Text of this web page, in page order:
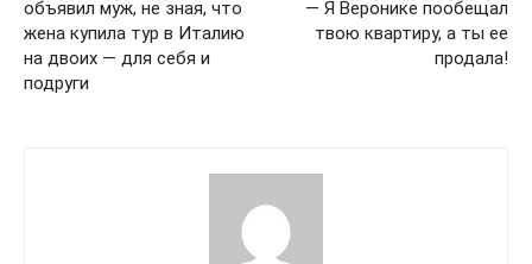
объявил муж, не зная, что
жена купила тур в Италию
на двоих — для себя и
подруги
— Я Веронике пообещал
твою квартиру, а ты ее
продала!